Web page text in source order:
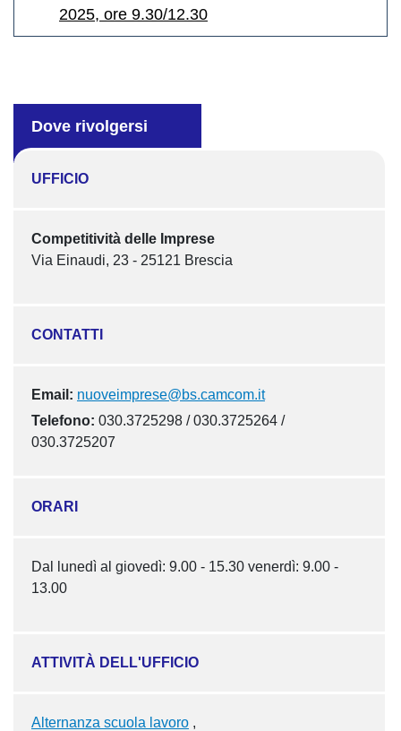
2025, ore 9.30/12.30
Dove rivolgersi
UFFICIO
Competitività delle Imprese
Via Einaudi, 23 - 25121 Brescia
CONTATTI
Email: nuoveimprese@bs.camcom.it
Telefono: 030.3725298 / 030.3725264 /
030.3725207
ORARI
Dal lunedì al giovedì: 9.00 - 15.30 venerdì: 9.00 -
13.00
ATTIVITÀ DELL'UFFICIO
Alternanza scuola lavoro